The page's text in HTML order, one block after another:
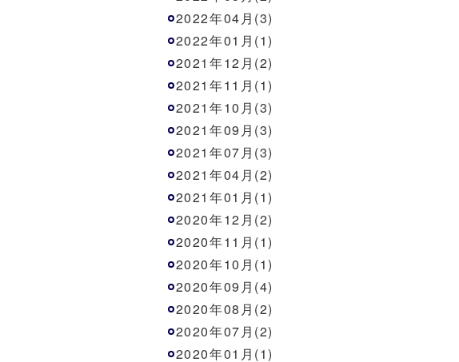
2022年04月(3)
2022年01月(1)
2021年12月(2)
2021年11月(1)
2021年10月(3)
2021年09月(3)
2021年07月(3)
2021年04月(2)
2021年01月(1)
2020年12月(2)
2020年11月(1)
2020年10月(1)
2020年09月(4)
2020年08月(2)
2020年07月(2)
2020年01月(1)